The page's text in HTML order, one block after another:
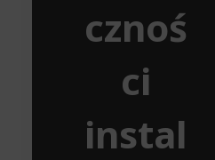
cznoś
ci
instal